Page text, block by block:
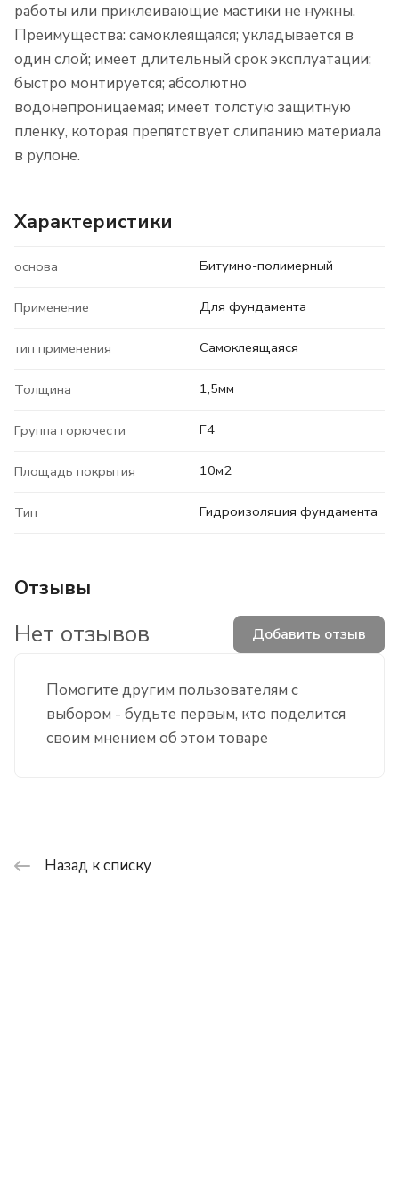
работы или приклеивающие мастики не нужны.
Преимущества: самоклеящаяся; укладывается в
один слой; имеет длительный срок эксплуатации;
быстро монтируется; абсолютно
водонепроницаемая; имеет толстую защитную
пленку, которая препятствует слипанию материала
в рулоне.
Характеристики
основа Битумно-полимерный
Применение Для фундамента
тип применения Самоклеящаяся
Толщина 1,5мм
Группа горючести Г4
Площадь покрытия 10м2
Тип Гидроизоляция фундамента
Отзывы
Помогите другим пользователям с
выбором - будьте первым, кто поделится
своим мнением об этом товаре
Нет отзывов Добавить отзыв
Назад к списку